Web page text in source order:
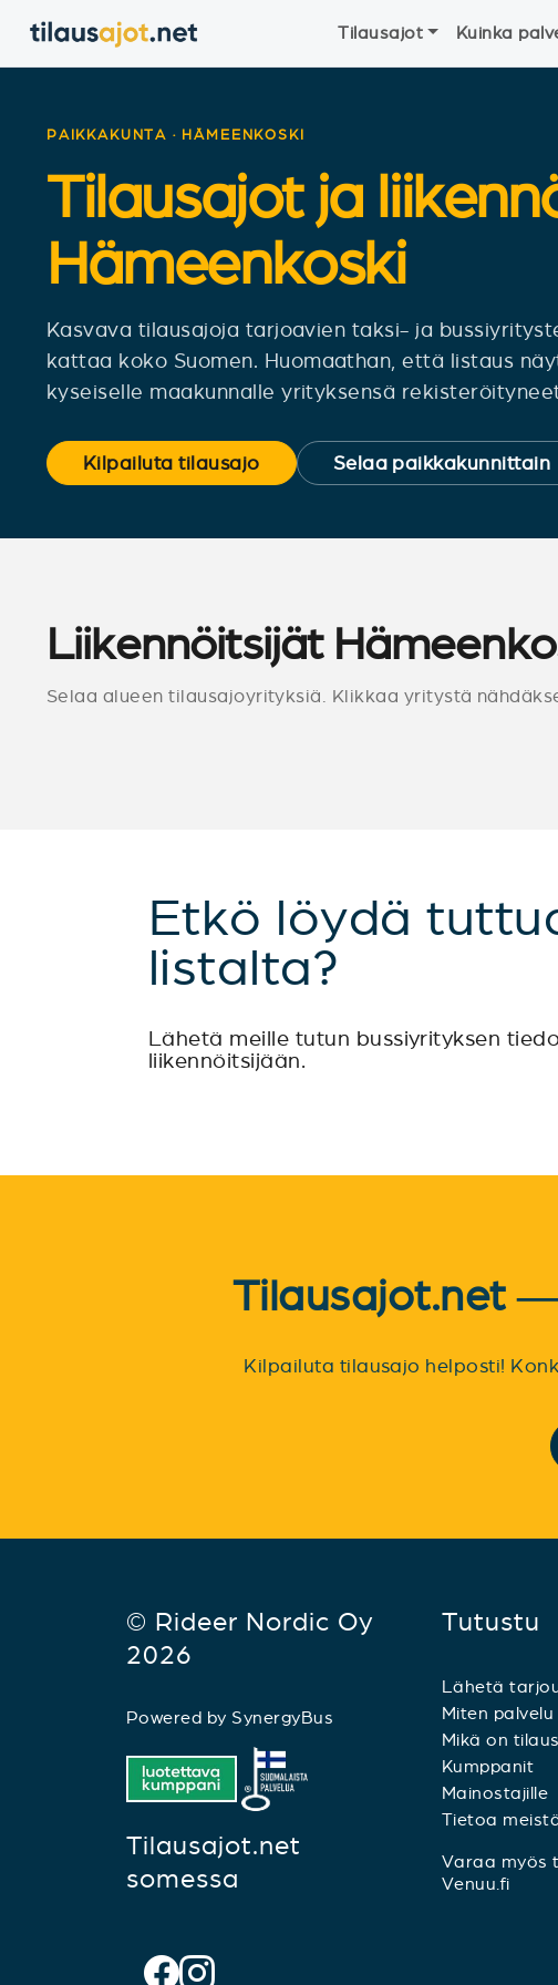
Tilausajot Kuinka
PAIKKAKUNTA · HÄMEENKOSKI
Tilausajot ja
Hämeenkoski
Kasvava tilausajoja tarjoavien taksi- ja
kattaa koko Suomen. Huomaathan, että listaus
kyseiselle maakunnalle yrityksensä
Kilpailuta tilausajo Selaa paikkakunnittain
Liikennöitsijät
Selaa alueen tilausajoyrityksiä. Klikkaa yritystä
Etkö löydä
listalta?
Lähetä meille tutun bussiyrityksen
liikennöitsijään.
Tilausajot.net
Kilpailuta tilausajo helposti!
© Rideer Nordic Oy
2026
Powered by SynergyBus
Tilausajot.net
somessa
Tutustu
Lähetä
Miten palvelu
Mikä on
Kumppanit
Mainostajille
Tietoa
Varaa myös
Venuu.fi